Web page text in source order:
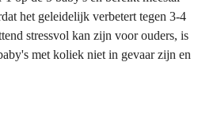
het geleidelijk verbetert tegen 3-4
stressvol kan zijn voor ouders, is
met koliek niet in gevaar zijn en